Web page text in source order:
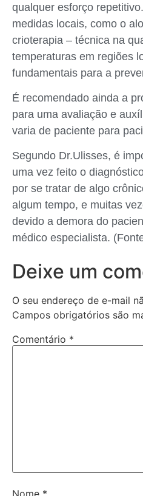
qualquer esforço
medidas locais, como o
crioterapia – técnica na
temperaturas em regiões
fundamentais para a
É recomendado ainda a
para uma avaliação e
varia de paciente para
Segundo Dr.Ulisses, é
uma vez feito o
por se tratar de algo
algum tempo, e muitas
devido a demora do
médico especialista.
Deixe um
O seu endereço de e-mail
Campos obrigatórios são
Comentário *